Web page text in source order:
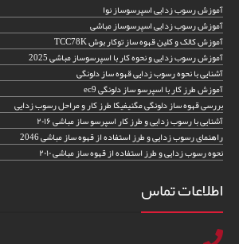
آموزش رسوب زدایی اسپرسوساز نوا
آموزش رسوب زدایی اسپرسوساز مباشی
آموزش کالک و کلین قهوه ساز توکار بوش TCC78K
آموزش رسوب زدایی و نحوه کار با اسپرسوساز مباشی 2025
آشنایی با نحوه رسوب زدایی قهوه ساز دلونگی
آموزش طرز کار با اسپرسو ساز دلونگی ec9
بررسی قهوه ساز دلونگی مگنیفیکا طرز کار و مراحل رسوب زدایی
آشنایی با رسوب زدایی و طرز کار اسپرسو ساز مباشی ۲۰۱۶
راهنمای رسوب زدایی و طرز استفاده از قهوه ساز مباشی 2046
نحوه رسوب زدایی و طرز استفاده از قهوه ساز مباشی ۲۰۱۰
اطلاعات تماس